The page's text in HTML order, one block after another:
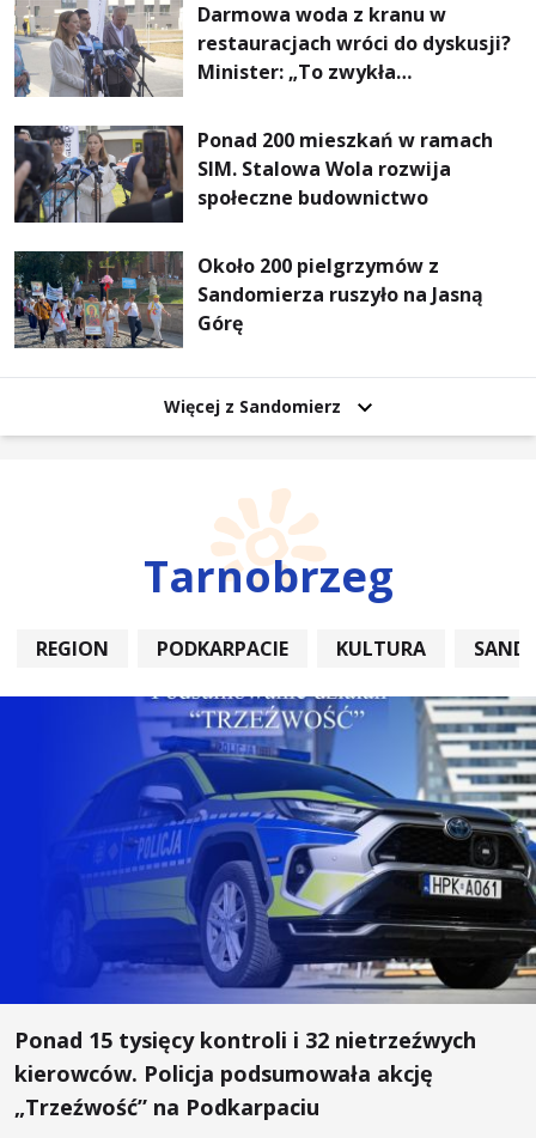
Darmowa woda z kranu w
restauracjach wróci do dyskusji?
Minister: „To zwykła
Ponad 200 mieszkań w ramach
SIM. Stalowa Wola rozwija
społeczne budownictwo
Około 200 pielgrzymów z
Sandomierza ruszyło na Jasną
Górę
Więcej z Sandomierz
Tarnobrzeg
REGION PODKARPACIE KULTURA
Ponad 15 tysięcy kontroli i 32 nietrzeźwych
kierowców. Policja podsumowała akcję
„Trzeźwość” na Podkarpaciu